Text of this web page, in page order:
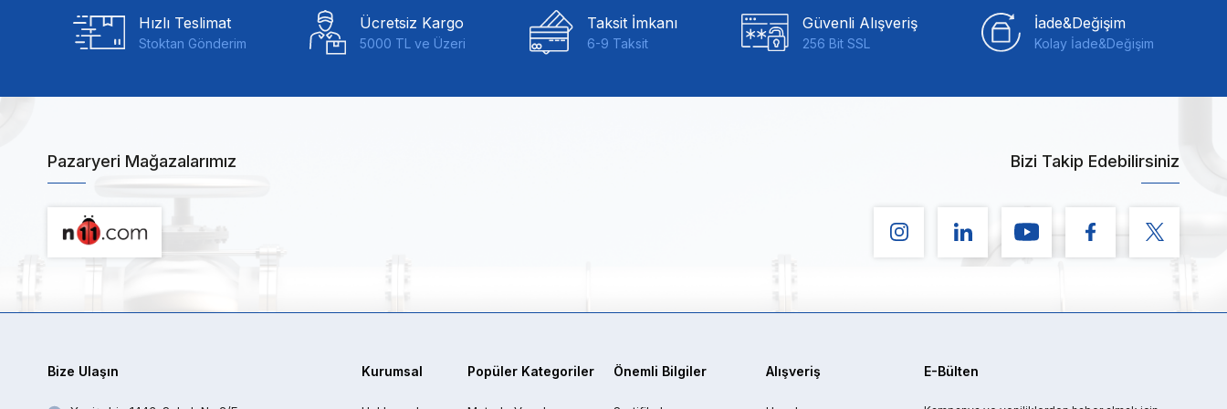
Hızlı Teslimat
Stoktan Gönderim
Ücretsiz Kargo
5000 TL ve Üzeri
Taksit İmkanı
6-9 Taksit
Güvenli Alışveriş
256 Bit SSL
İade&Değişim
Kolay İade&Değişim
Pazaryeri Mağazalarımız Bizi Takip Edebilirsiniz
Bize Ulaşın Kurumsal Popüler Kategoriler Önemli Bilgiler Alışveriş E-Bülten